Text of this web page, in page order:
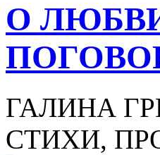
О
ГАЛИНА
СТИХИ,